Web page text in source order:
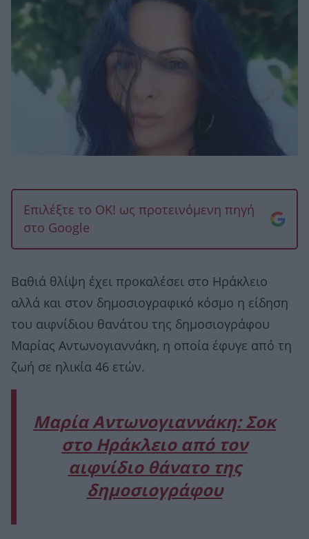
Επιλέξτε το OK! ως προτεινόμενη πηγή
στο Google
Βαθιά θλίψη έχει προκαλέσει στο Ηράκλειο
αλλά και στον δημοσιογραφικό κόσμο η είδηση
του αιφνίδιου θανάτου της δημοσιογράφου
Μαρίας Αντωνογιαννάκη, η οποία έφυγε από τη
ζωή σε ηλικία 46 ετών.
Μαρία Αντωνογιαννάκη: Σοκ
στο Ηράκλειο από τον
αιφνίδιο θάνατο της
δημοσιογράφου